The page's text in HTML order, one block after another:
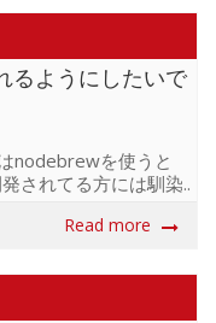
ので備忘録がてら投
ーンあります。 1.
themeの方はしっ
fontsの方を変え忘れ
面で変更する 地味
るようにしたいで
nodebrewを使うと
されてる方には馴染
(brew install
ください。 セットア
- setup ~ $ echo
Read more